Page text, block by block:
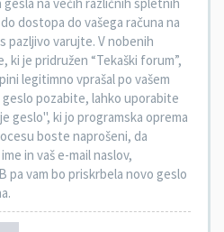
dostopa do vašega računa na
pazljivo varujte. V nobenih
ki je pridružen “Tekaški forum”,
legitimno vprašal po vašem
geslo pozabite, lahko uporabite
geslo", ki jo programska oprema
boste naprošeni, da
in vaš e-mail naslov,
pa vam bo priskrbela novo geslo